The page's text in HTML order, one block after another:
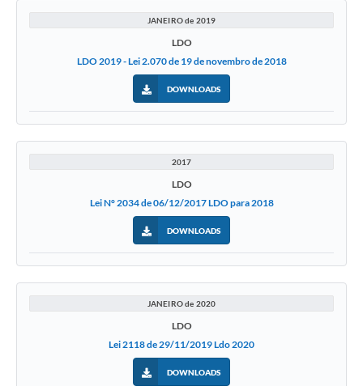
JANEIRO de 2019
LDO
LDO 2019 - Lei 2.070 de 19 de novembro de 2018
DOWNLOADS
2017
LDO
Lei N° 2034 de 06/12/2017 LDO para 2018
DOWNLOADS
JANEIRO de 2020
LDO
Lei 2118 de 29/11/2019 Ldo 2020
DOWNLOADS